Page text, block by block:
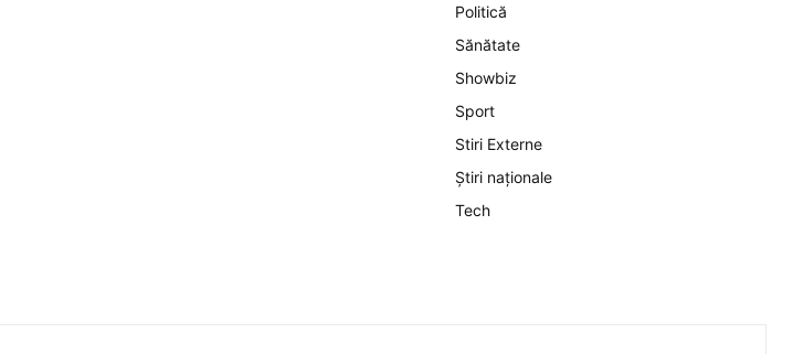
Politică
Sănătate
Showbiz
Sport
Stiri Externe
Știri naționale
Tech